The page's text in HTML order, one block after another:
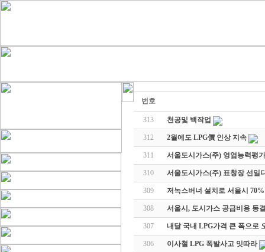
번호
313 천공및 백작업
312 2월에도 LPG價 인상 지속
311 서울도시가스(주) 영업능력평
310 서울도시가스(주) 표창장 선일
309 저녹스버너 설치로 서울시
308 서울시, 도시가스 공급비용 동
307 내달 국내 LPG가격 큰 폭으로
306 이사철 LPG 폭발사고 잇따라